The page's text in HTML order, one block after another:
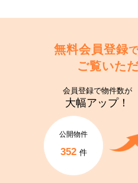
無料会員登録
ご覧いた
会員登録で物件数が
大幅アップ！
公開物件
352 件